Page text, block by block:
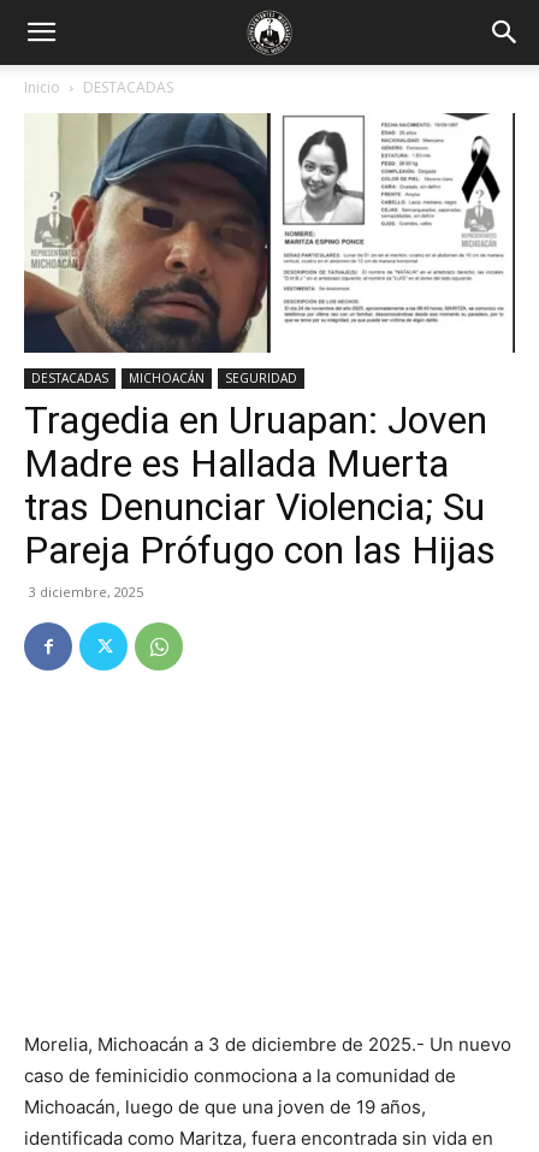
Inicio DESTACADAS
DESTACADAS MICHOACÁN SEGURIDAD
Tragedia en Uruapan: Joven
Madre es Hallada Muerta
tras Denunciar Violencia; Su
Pareja Prófugo con las Hijas
3 diciembre, 2025
Morelia, Michoacán a 3 de diciembre de 2025.- Un nuevo
caso de feminicidio conmociona a la comunidad de
Michoacán, luego de que una joven de 19 años,
identificada como Maritza, fuera encontrada sin vida en